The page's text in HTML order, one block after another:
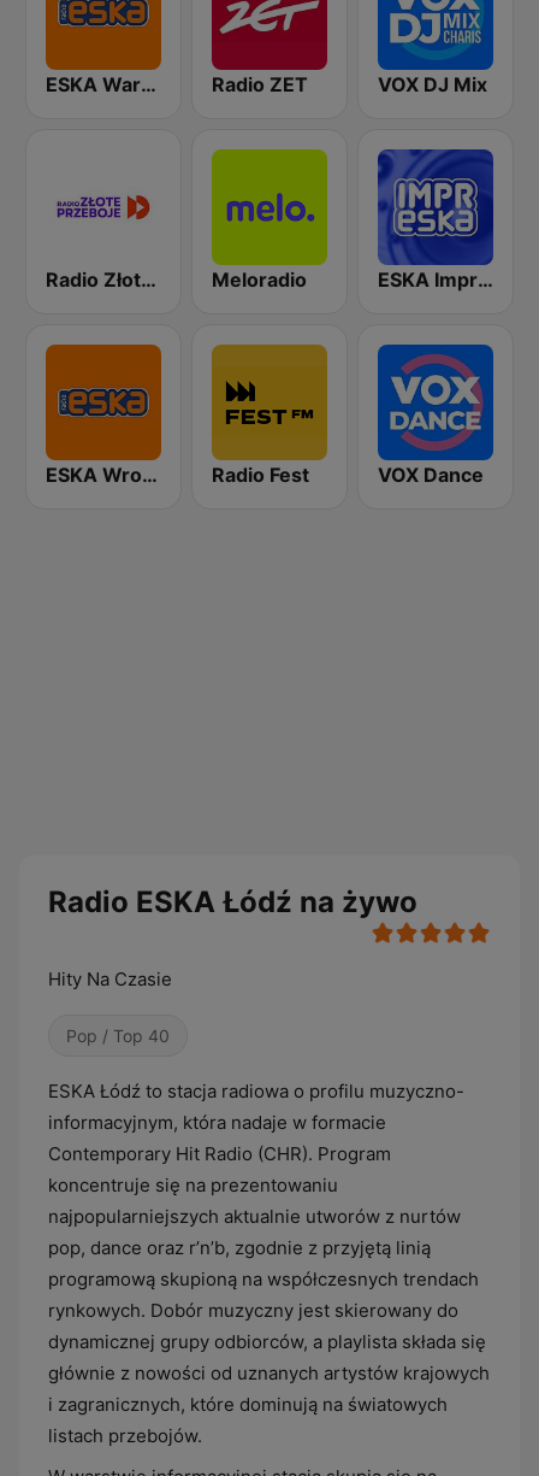
ESKA Warszawa Radio ZET VOX DJ Mix
Radio Złote Przeboje Meloradio ESKA Impreska
ESKA Wrocław Radio Fest VOX Dance
Radio ESKA Łódź na żywo
Hity Na Czasie
Pop / Top 40
ESKA Łódź to stacja radiowa o profilu muzyczno-
informacyjnym, która nadaje w formacie
Contemporary Hit Radio (CHR). Program
koncentruje się na prezentowaniu
najpopularniejszych aktualnie utworów z nurtów
pop, dance oraz r’n’b, zgodnie z przyjętą linią
programową skupioną na współczesnych trendach
rynkowych. Dobór muzyczny jest skierowany do
dynamicznej grupy odbiorców, a playlista składa się
głównie z nowości od uznanych artystów krajowych
i zagranicznych, które dominują na światowych
listach przebojów.